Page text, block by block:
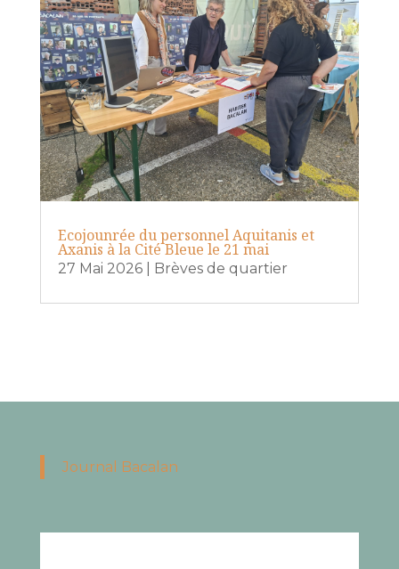
Ecojounrée du personnel Aquitanis et
Axanis à la Cité Bleue le 21 mai
27 Mai 2026| Brèves de quartier
Journal Bacalan